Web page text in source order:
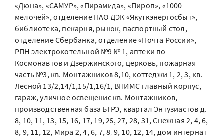
«Дюна», «САМУР», «Пирамида», «Пироп», «1000
мелочей», отделение ПАО ДЭК «Якуткэнергосбыт»,
библиотека, пекарня, рынок, паспортный стол,
отделение Сбербанка, отделение «Почта России»,
РПН электрокотельной №9 № 1, аптеки по
Космонавтов и Дзержинского, церковь, пожарная
часть №3, кв. Монтажников 8,10, коттеджи 1, 2, 3, кв.
Лесной 13/2,14/1,15/1,16/1, ВНИМС главный корпус,
гараж, уличное освещение кв. Монтажников,
производственная база БГРЭ, квартал Энтузиастов д.
8, 10, 11, 13, 15, 16, 17, 19, 25, 27, 28, 31, Снежная 2, 4, 6,
8, 9, 11, 12, Мира 2, 4, 6, 7, 8, 9, 10, 12, 14, дом интернат